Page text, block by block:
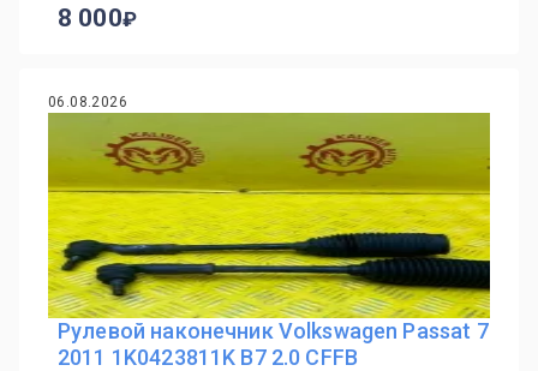
8 000
06.08.2026
Рулевой наконечник Volkswagen Passat 7
2011 1K0423811K B7 2.0 CFFB